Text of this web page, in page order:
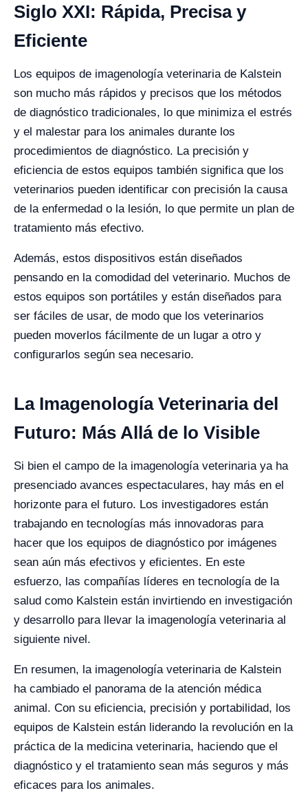
Siglo XXI: Rápida, Precisa y
Eficiente
Los equipos de imagenología veterinaria de Kalstein
son mucho más rápidos y precisos que los métodos
de diagnóstico tradicionales, lo que minimiza el estrés
y el malestar para los animales durante los
procedimientos de diagnóstico. La precisión y
eficiencia de estos equipos también significa que los
veterinarios pueden identificar con precisión la causa
de la enfermedad o la lesión, lo que permite un plan de
tratamiento más efectivo.
Además, estos dispositivos están diseñados
pensando en la comodidad del veterinario. Muchos de
estos equipos son portátiles y están diseñados para
ser fáciles de usar, de modo que los veterinarios
pueden moverlos fácilmente de un lugar a otro y
configurarlos según sea necesario.
La Imagenología Veterinaria del
Futuro: Más Allá de lo Visible
Si bien el campo de la imagenología veterinaria ya ha
presenciado avances espectaculares, hay más en el
horizonte para el futuro. Los investigadores están
trabajando en tecnologías más innovadoras para
hacer que los equipos de diagnóstico por imágenes
sean aún más efectivos y eficientes. En este
esfuerzo, las compañías líderes en tecnología de la
salud como Kalstein están invirtiendo en investigación
y desarrollo para llevar la imagenología veterinaria al
siguiente nivel.
En resumen, la imagenología veterinaria de Kalstein
ha cambiado el panorama de la atención médica
animal. Con su eficiencia, precisión y portabilidad, los
equipos de Kalstein están liderando la revolución en la
práctica de la medicina veterinaria, haciendo que el
diagnóstico y el tratamiento sean más seguros y más
eficaces para los animales.